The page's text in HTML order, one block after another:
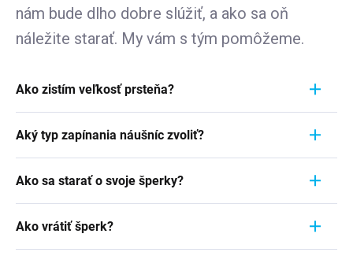
nám bude dlho dobre slúžiť, a ako sa oň
náležite starať. My vám s tým pomôžeme.
Ako zistím veľkosť prsteňa?
Aby ste zistili jeho veľkosť, vezmite pravítko a
položte ho priamo na prstienok, ktorý momentálne
nosíte. Dôležité je zamerať sa na jeho VNÚTORNÝ
znamená to, že vaša veľkosť prstienka je 7.
Aký typ zapínania náušníc zvoliť?
pohodlie, bezpečnosť a štýl náušníc. Strieborné
náušnice zvyčajne majú klasické háčiky, ktoré sú
jednoduché a pohodlné. Náušnice s pevným
Ako sa starať o svoje šperky?
vkusu, ale často aj symbolom významnej životnej
udalosti. Či už sa jedná o náušnice zdedené po
Ako vrátiť šperk?